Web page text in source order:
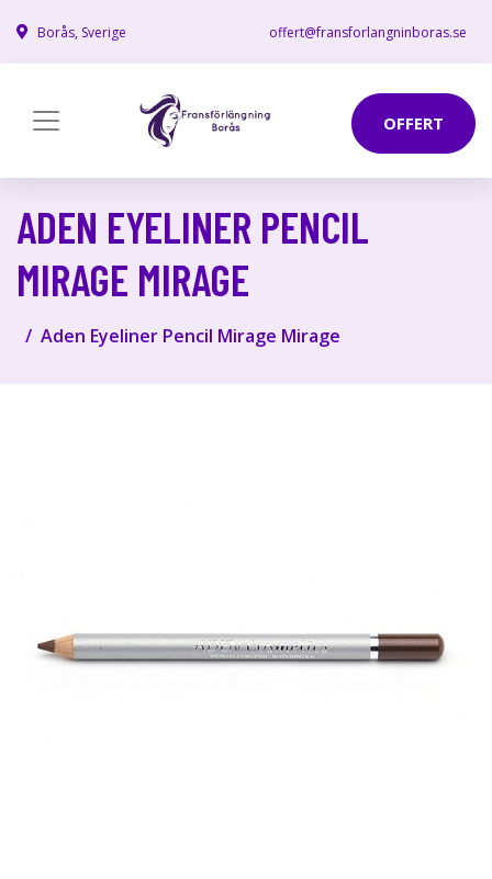
Borås, Sverige offert@fransforlangninboras.se
OFFERT
ADEN EYELINER PENCIL
MIRAGE MIRAGE
Aden Eyeliner Pencil Mirage Mirage